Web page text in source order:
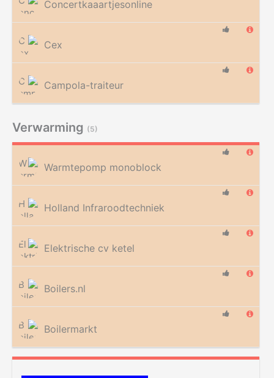
Concertkaaartjesonline
Cex
Campola-traiteur
Verwarming (5)
Warmtepomp monoblock
Holland Infraroodtechniek
Elektrische cv ketel
Boilers.nl
Boilermarkt